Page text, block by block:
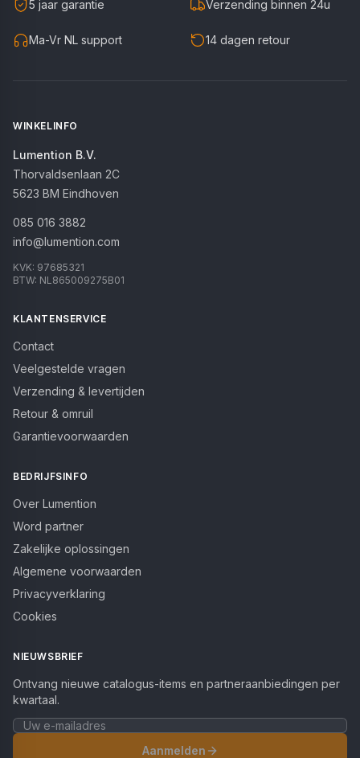
5 jaar garantie Verzending binnen 24u
Ma-Vr NL support 14 dagen retour
WINKELINFO
Lumention B.V.
Thorvaldsenlaan 2C
5623 BM Eindhoven
085 016 3882
info@lumention.com
KVK: 97685321
BTW: NL865009275B01
KLANTENSERVICE
Contact
Veelgestelde vragen
Verzending & levertijden
Retour & omruil
Garantievoorwaarden
BEDRIJFSINFO
Over Lumention
Word partner
Zakelijke oplossingen
Algemene voorwaarden
Privacyverklaring
Cookies
NIEUWSBRIEF
Ontvang nieuwe catalogus-items en partneraanbiedingen per
kwartaal.
Aanmelden